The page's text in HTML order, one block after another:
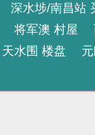
深水埗/南昌站
将军澳 村屋
天水围 楼盘